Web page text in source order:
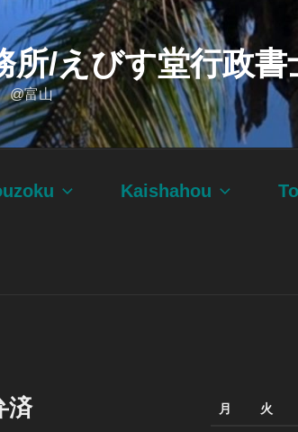
所/えびす堂行政書
富山
Kaishahou
済 月 火